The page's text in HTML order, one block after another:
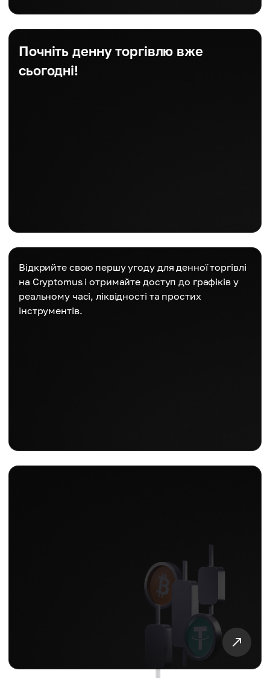
Почніть денну торгівлю вже
сьогодні!
Відкрийте свою першу угоду для денної торгівлі
на Cryptomus і отримайте доступ до графіків у
реальному часі, ліквідності та простих
інструментів.